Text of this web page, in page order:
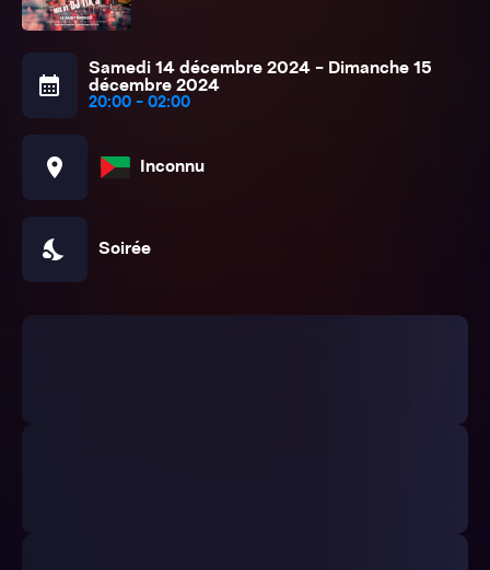
calendar_month
Samedi 14 décembre 2024 - Dimanche 15
décembre 2024
20:00 - 02:00
location_on Inconnu
nights_stay Soirée